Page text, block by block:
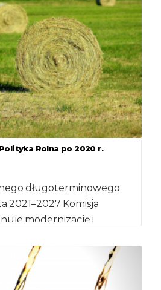
Rolna po 2020 r.
długoterminowego
2021–2027 Komisja
modernizację i